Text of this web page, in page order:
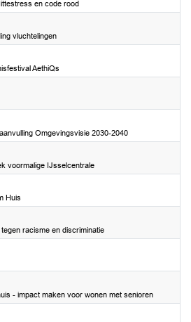
en code rood
vluchtelingen
AethiQs
Omgevingsvisie 2030-2040
voormalige IJsselcentrale
Huis
racisme en discriminatie
- impact maken voor wonen met senioren